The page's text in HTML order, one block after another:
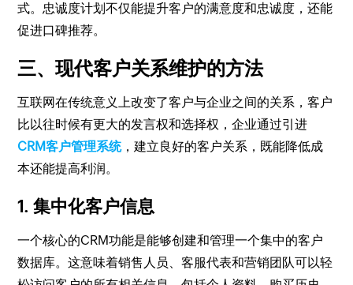
式。忠诚度计划不仅能提升客户的满意度和忠诚度，还能
促进口碑推荐。
三、现代客户关系维护的方法
互联网在传统意义上改变了客户与企业之间的关系，客户
比以往时候有更大的发言权和选择权，企业通过引进
CRM客户管理系统，建立良好的客户关系，既能降低成
本还能提高利润。
1. 集中化客户信息
一个核心的CRM功能是能够创建和管理一个集中的客户
数据库。这意味着销售人员、客服代表和营销团队可以轻